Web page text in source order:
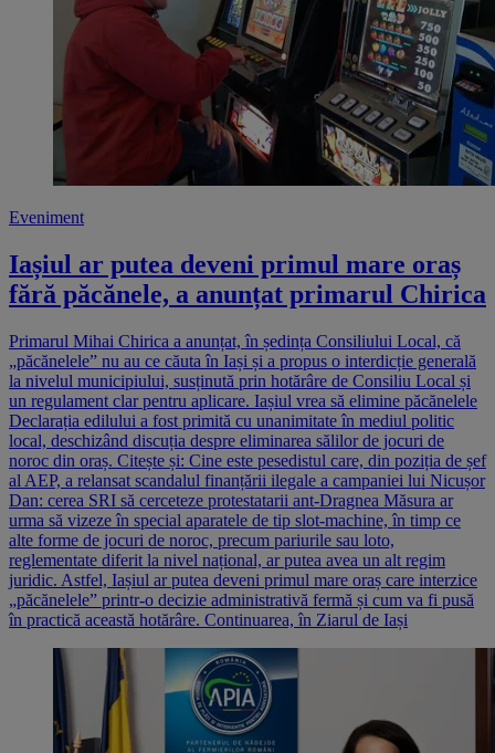
Eveniment
Iașiul ar putea deveni primul mare oraș
fără păcănele, a anunțat primarul Chirica
Primarul Mihai Chirica a anunțat, în ședința Consiliului Local, că
„păcănelele” nu au ce căuta în Iași și a propus o interdicție generală
la nivelul municipiului, susținută prin hotărâre de Consiliu Local și
un regulament clar pentru aplicare. Iașiul vrea să elimine păcănelele
Declarația edilului a fost primită cu unanimitate în mediul politic
local, deschizând discuția despre eliminarea sălilor de jocuri de
noroc din oraș. Citește și: Cine este pesedistul care, din poziția de șef
al AEP, a relansat scandalul finanțării ilegale a campaniei lui Nicușor
Dan: cerea SRI să cerceteze protestatarii ant-Dragnea Măsura ar
urma să vizeze în special aparatele de tip slot-machine, în timp ce
alte forme de jocuri de noroc, precum pariurile sau loto,
reglementate diferit la nivel național, ar putea avea un alt regim
juridic. Astfel, Iașiul ar putea deveni primul mare oraș care interzice
„păcănelele” printr-o decizie administrativă fermă și cum va fi pusă
în practică această hotărâre. Continuarea, în Ziarul de Iași